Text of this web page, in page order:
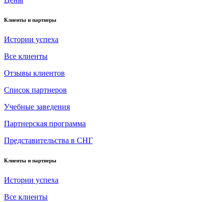
Клиенты и партнеры
Истории успеха
Все клиенты
Отзывы клиентов
Список партнеров
Учебные заведения
Партнерская программа
Представительства в СНГ
Клиенты и партнеры
Истории успеха
Все клиенты